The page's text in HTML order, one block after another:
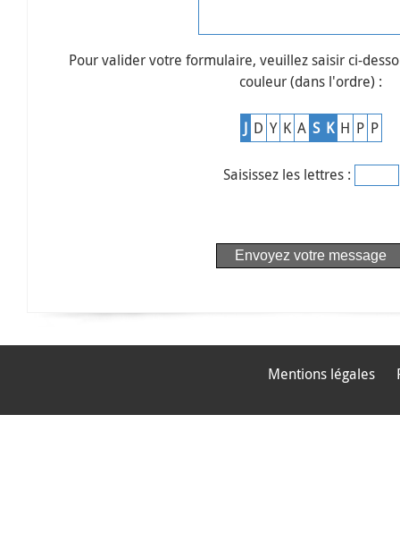
Pour valider votre formulaire, veuillez saisir ci-
couleur (dans l'ordre) :
J D Y K A S K H P P
Saisissez les lettres :
Mentions légales